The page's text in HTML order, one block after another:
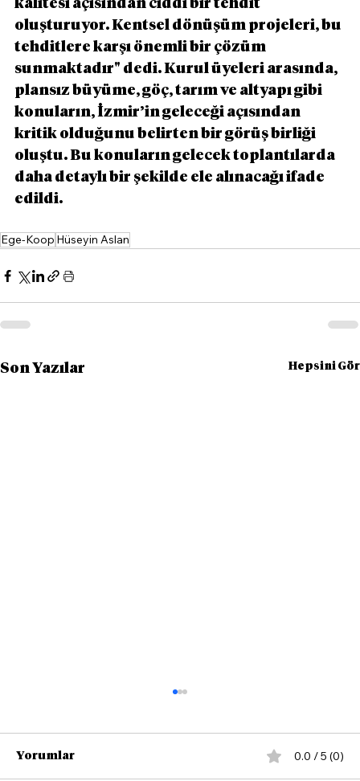
kalitesi açısından ciddi bir tehdit
oluşturuyor. Kentsel dönüşüm projeleri, bu
tehditlere karşı önemli bir çözüm
sunmaktadır" dedi. Kurul üyeleri arasında,
plansız büyüme, göç, tarım ve altyapı gibi
konuların, İzmir’in geleceği açısından
kritik olduğunu belirten bir görüş birliği
oluştu. Bu konuların gelecek toplantılarda
daha detaylı bir şekilde ele alınacağı ifade
edildi.
Ege-Koop Hüseyin Aslan
Son Yazılar Hepsini Gör
Yorumlar 0.0 / 5 (0)